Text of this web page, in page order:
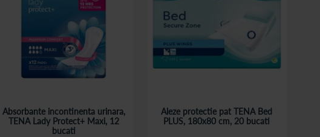
Absorbante incontinenta urinara,
TENA Lady Protect+ Maxi, 12
bucati
Aleze protectie pat TENA Bed
PLUS, 180x80 cm, 20 bucati